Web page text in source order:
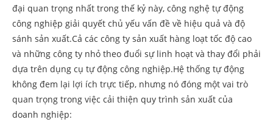
đại quan trọng nhất trong thế kỷ này, công nghệ tự động
công nghiệp giải quyết chủ yếu vấn đề về hiệu quả và độ
sánh sản xuất.Cả các công ty sản xuất hàng loạt tốc độ cao
và những công ty nhỏ theo đuổi sự linh hoạt và thay đổi phải
dựa trên dụng cụ tự động công nghiệp.Hệ thống tự động
không đem lại lợi ích trực tiếp, nhưng nó đóng một vai trò
quan trọng trong việc cải thiện quy trình sản xuất của
doanh nghiệp: